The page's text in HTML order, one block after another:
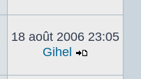
le
dernier
18 août 2006 23:05
Gihel